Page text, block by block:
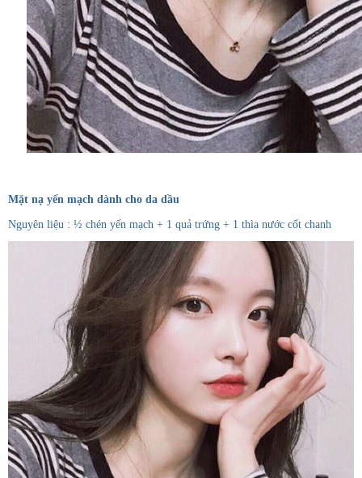
Mặt nạ yến mạch dành cho da dầu
Nguyên liệu : ½ chén yến mạch + 1 quả trứng + 1 thìa nước cốt chanh